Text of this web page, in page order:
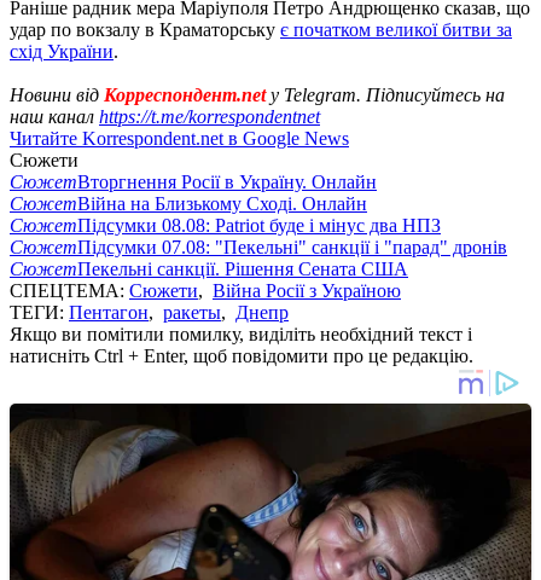
Раніше радник мера Маріуполя Петро Андрющенко сказав, що
удар по вокзалу в Краматорську є початком великої битви за
схід України.
Новини від Корреспондент.netу Telegram. Підписуйтесь на
наш канал https://t.me/korrespondentnet
Читайте Korrespondent.net в Google News
Сюжети
СюжетВторгнення Росії в Україну. Онлайн
СюжетВійна на Близькому Сході. Онлайн
СюжетПідсумки 08.08: Patriot буде і мінус два НПЗ
СюжетПідсумки 07.08: "Пекельні" санкції і "парад" дронів
СюжетПекельні санкції. Рішення Сената США
СПЕЦТЕМА: Сюжети, Війна Росії з Україною
ТЕГИ: Пентагон, ракеты, Днепр
Якщо ви помітили помилку, виділіть необхідний текст і
натисніть Ctrl + Enter, щоб повідомити про це редакцію.